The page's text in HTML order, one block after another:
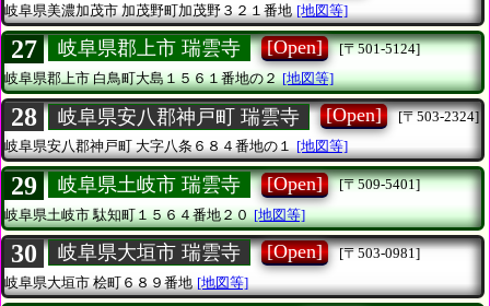
岐阜県美濃加茂市 加茂野町加茂野３２１番地 [地図等]
27 岐阜県郡上市 瑞雲寺 [Open]
[〒501-5124]
岐阜県郡上市白鳥町大島１５６１番地の２ [地図等]
28 岐阜県安八郡神戸町 瑞雲寺 [Open]
[〒503-2324]
岐阜県安八郡神戸町大字八条６８４番地の１ [地図等]
29 岐阜県土岐市 瑞雲寺 [Open]
[〒509-5401]
岐阜県土岐市駄知町１５６４番地２０ [地図等]
30 岐阜県大垣市 瑞雲寺 [Open]
[〒503-0981]
岐阜県大垣市 桧町６８９番地 [地図等]